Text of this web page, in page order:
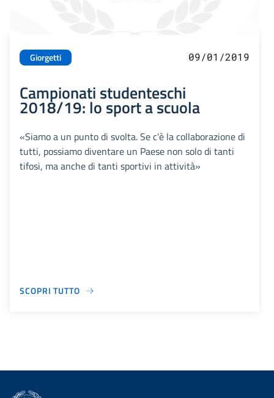
Giorgetti 09/01/2019
Campionati studenteschi
2018/19: lo sport a scuola
«Siamo a un punto di svolta. Se c'è la collaborazione di
tutti, possiamo diventare un Paese non solo di tanti
tifosi, ma anche di tanti sportivi in attività»
SCOPRI TUTTO